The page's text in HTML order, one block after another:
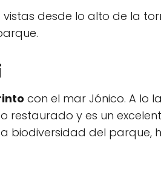
vistas desde lo alto de la
con el mar Jónico. A lo
restaurado y es un
biodiversidad del parque,